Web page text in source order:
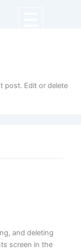
post. Edit or delete
and deleting
screen in the